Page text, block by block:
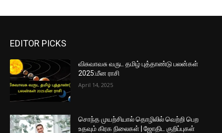
EDITOR PICKS
விசுவாவசு வருட தமிழ் புத்தாண்டு பலன்கள்
2025:மீன ராசி
April 14, 2025
சொந்த முயற்சியால் தொழிலில் வெற்றி பெற
உதவும் கிரக நிலைகள் | ஜோதிட குறிப்புகள்